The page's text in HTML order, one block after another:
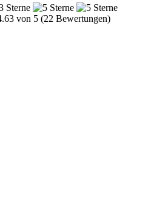
von 5 (22 Bewertungen)